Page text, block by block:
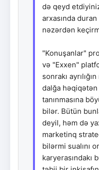
də qeyd
arxasında
nəzərdən
"Konuşanlar"
və "Exxen"
sonrakı
dalğa həqiqətən
tanınmasına
bilər. Bütün
deyil, həm də
marketinq
bilərmi sualını
karyerasındakı